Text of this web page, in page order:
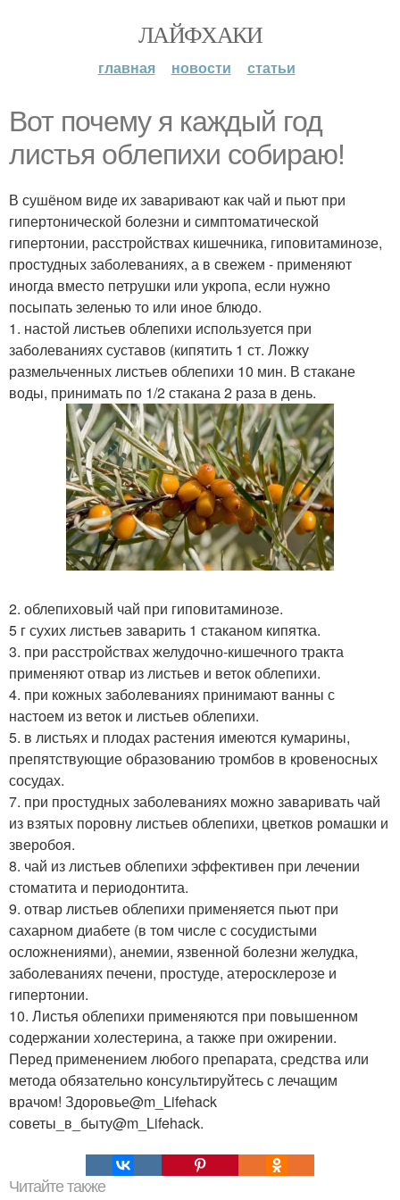
ЛАЙФХАКИ
главная новости статьи
Вот почему я каждый год
листья облепихи собираю!
В сушёном виде их заваривают как чай и пьют при
гипертонической болезни и симптоматической
гипертонии, расстройствах кишечника, гиповитаминозе,
простудных заболеваниях, а в свежем - применяют
иногда вместо петрушки или укропа, если нужно
посыпать зеленью то или иное блюдо.
1. настой листьев облепихи используется при
заболеваниях суставов (кипятить 1 ст. Ложку
размельченных листьев облепихи 10 мин. В стакане
воды, принимать по 1/2 стакана 2 раза в день.
2. облепиховый чай при гиповитаминозе.
5 г сухих листьев заварить 1 стаканом кипятка.
3. при расстройствах желудочно-кишечного тракта
применяют отвар из листьев и веток облепихи.
4. при кожных заболеваниях принимают ванны с
настоем из веток и листьев облепихи.
5. в листьях и плодах растения имеются кумарины,
препятствующие образованию тромбов в кровеносных
сосудах.
7. при простудных заболеваниях можно заваривать чай
из взятых поровну листьев облепихи, цветков ромашки и
зверобоя.
8. чай из листьев облепихи эффективен при лечении
стоматита и периодонтита.
9. отвар листьев облепихи применяется пьют при
сахарном диабете (в том числе с сосудистыми
осложнениями), анемии, язвенной болезни желудка,
заболеваниях печени, простуде, атеросклерозе и
гипертонии.
10. Листья облепихи применяются при повышенном
содержании холестерина, а также при ожирении.
Перед применением любого препарата, средства или
метода обязательно консультируйтесь с лечащим
врачом! Здоровье@m_Lifehack
советы_в_быту@m_Lifehack.
Читайте также